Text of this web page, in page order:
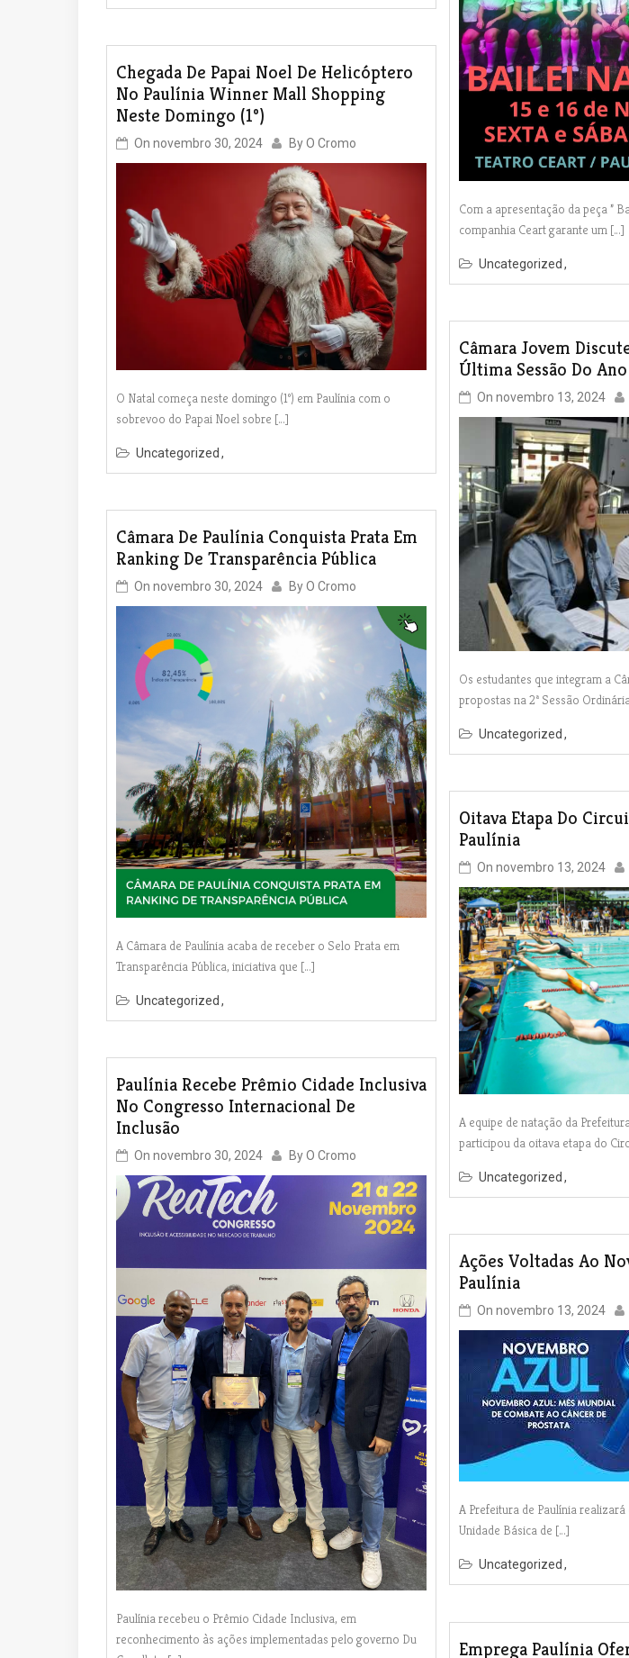
Chegada De Papai Noel De Helicóptero
No Paulínia Winner Mall Shopping
Neste Domingo (1º)
On novembro 30, 2024 ByO Cromo
O Natal começa neste domingo (1º) em Paulínia com o
sobrevoo do Papai Noel sobre […]
Uncategorized
Câmara De Paulínia Conquista Prata Em
Ranking De Transparência Pública
On novembro 30, 2024 ByO Cromo
A Câmara de Paulínia acaba de receber o Selo Prata em
Transparência Pública, iniciativa que […]
Uncategorized
Paulínia Recebe Prêmio Cidade Inclusiva
No Congresso Internacional De
Inclusão
On novembro 30, 2024 ByO Cromo
Paulínia recebeu o Prêmio Cidade Inclusiva, em
reconhecimento às ações implementadas pelo governo Du
Com a apresentação da peça ”
companhia Ceart garante um […]
Uncategorized
Câmara Jovem
Última Sessão Do Ano
Onnovembro 13, 2024
Os estudantes que integram a
propostas na 2ª Sessão
Uncategorized
Oitava Etapa Do
Paulínia
Onnovembro 13, 2024
A equipe de natação da
participou da oitava etapa do
Uncategorized
Ações Voltadas Ao
Paulínia
Onnovembro 13, 2024
A Prefeitura de Paulínia
Unidade Básica de […]
Uncategorized
Emprega Paulínia